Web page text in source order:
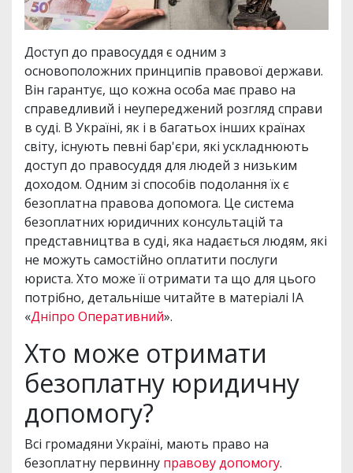
Доступ до правосуддя є одним з
основоположних принципів правової держави.
Він гарантує, що кожна особа має право на
справедливий і неупереджений розгляд справи
в суді. В Україні, як і в багатьох інших країнах
світу, існують певні бар'єри, які ускладнюють
доступ до правосуддя для людей з низьким
доходом. Одним зі способів подолання їх є
безоплатна правова допомога. Це система
безоплатних юридичних консультацій та
представництва в суді, яка надається людям, які
не можуть самостійно оплатити послуги
юриста. Хто може її отримати та що для цього
потрібно, детальніше читайте в матеріалі ІА
«Дніпро Оперативний».
Хто може отримати
безоплатну юридичну
допомогу?
Всі громадяни Україні, мають право на
безоплатну первинну правову допомогу.